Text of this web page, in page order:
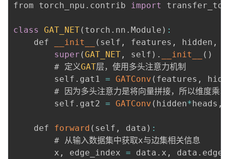
from torch_npu . contrib import
class GAT_NET( torch . nn . Module ) :
    def
__init__ ( self , features , hidden ,
super (GAT_NET , self ) . __init__ ( )
        # 定义
GAT层，使用多头注意力机制
        self
. gat1 = GATConv ( features ,
# 因为多头注意力是将向量拼接，所以维度乘以
        self
. gat2 = GATConv ( hidden*heads ,
    def
forward ( self , data ) :
        # 从输入数据集中获取x与边集相关信息
        x
, edge_index = data . x , data .